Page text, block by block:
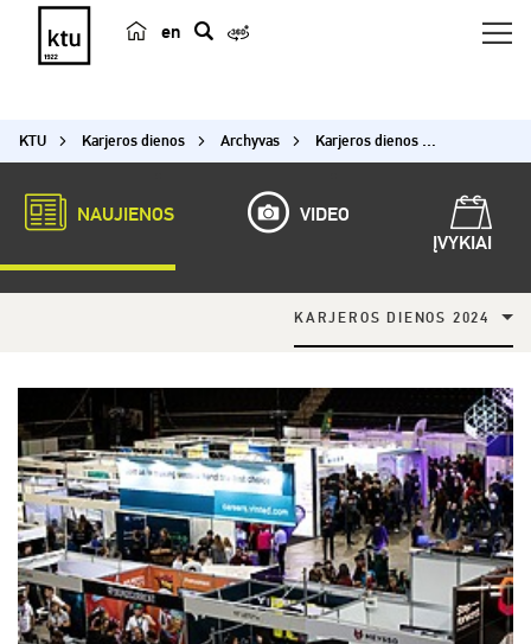
en
e
KTU Karjeros dienos Archyvas Karjeros dienos 2024
NAUJIENOS
VIDEO
ĮVYKIAI
KARJEROS DIENOS 2024